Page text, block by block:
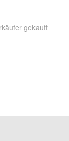
gekauft